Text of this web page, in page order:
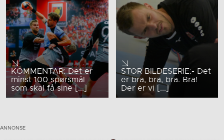
KOMMENTAR: Det er
minst 100 spørsmål
som skal få sine [...]
STOR BILDESERIE:- Det
er bra, bra, bra. Bra!
Der er vi [...]